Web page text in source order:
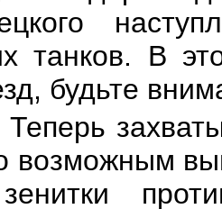
танков. В
будьте
возможным